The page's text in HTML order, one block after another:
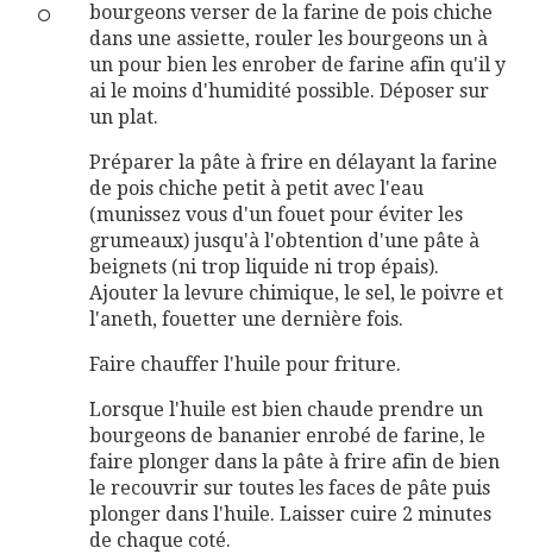
bourgeons verser de la farine de pois chiche
dans une assiette, rouler les bourgeons un à
un pour bien les enrober de farine afin qu'il y
ai le moins d'humidité possible. Déposer sur
un plat.
Préparer la pâte à frire en délayant la farine
de pois chiche petit à petit avec l'eau
(munissez vous d'un fouet pour éviter les
grumeaux) jusqu'à l'obtention d'une pâte à
beignets (ni trop liquide ni trop épais).
Ajouter la levure chimique, le sel, le poivre et
l'aneth, fouetter une dernière fois.
Faire chauffer l'huile pour friture.
Lorsque l'huile est bien chaude prendre un
bourgeons de bananier enrobé de farine, le
faire plonger dans la pâte à frire afin de bien
le recouvrir sur toutes les faces de pâte puis
plonger dans l'huile. Laisser cuire 2 minutes
de chaque coté.